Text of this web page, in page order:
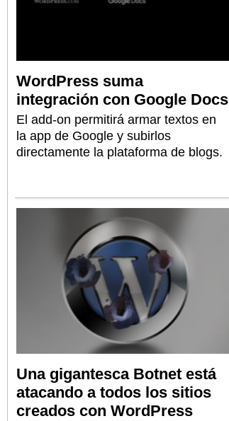
WordPress suma
integración con Google Docs
El add-on permitirá armar textos en
la app de Google y subirlos
directamente la plataforma de blogs.
Una gigantesca Botnet está
atacando a todos los sitios
creados con WordPress